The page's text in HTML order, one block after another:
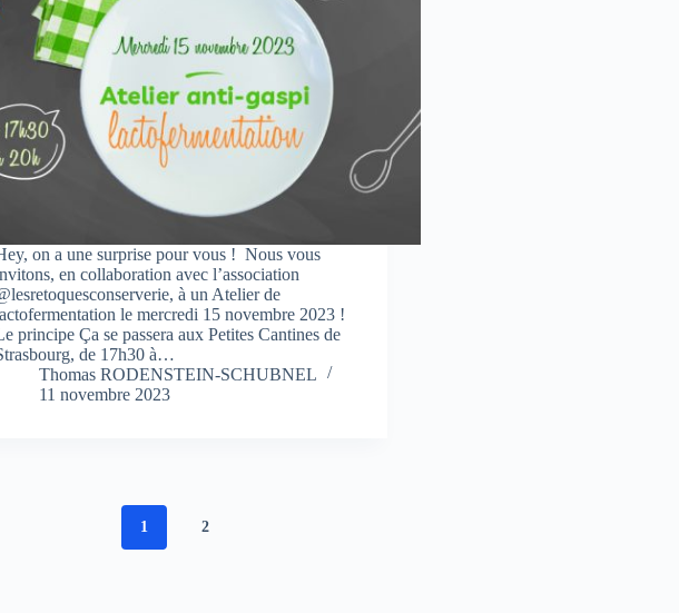
on a une surprise pour vous ! Nous vous
en collaboration avec l’association
à un Atelier de
le mercredi 15 novembre 2023 !
principe Ça se passera aux Petites Cantines de
de 17h30 à…
Thomas RODENSTEIN-SCHUBNEL
11 novembre 2023
1 2